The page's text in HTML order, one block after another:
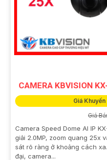
CAMERA KBVISION
Giá
Giá
Camera Speed Dome AI IP
giải 2.0MP, zoom quang 25x
sát rõ ràng ở khoảng cách
đại, camera...